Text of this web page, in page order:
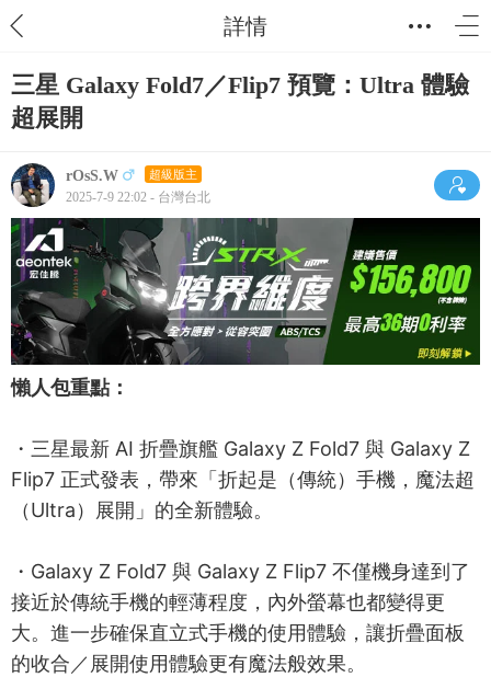
詳情
三星 Galaxy Fold7／Flip7 預覽：Ultra 體驗
超展開
rOsS.W 超級版主
2025-7-9 22:02 - 台灣台北
懶人包重點：
・三星最新 AI 折疊旗艦 Galaxy Z Fold7 與 Galaxy Z
Flip7 正式發表，帶來「折起是（傳統）手機，魔法超
（Ultra）展開」的全新體驗。
・Galaxy Z Fold7 與 Galaxy Z Flip7 不僅機身達到了
接近於傳統手機的輕薄程度，內外螢幕也都變得更
大。進一步確保直立式手機的使用體驗，讓折疊面板
的收合／展開使用體驗更有魔法般效果。